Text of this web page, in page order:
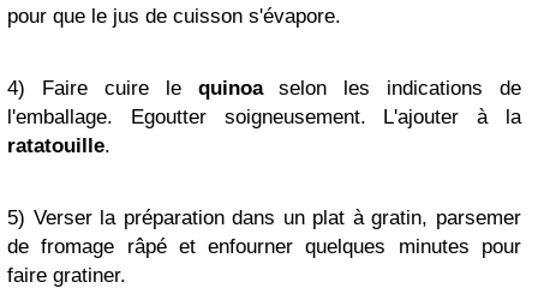
pour que le jus de cuisson s'évapore.
4) Faire cuire le quinoaselon les indications de
l'emballage. Egoutter soigneusement. L'ajouter à la
ratatouille.
5) Verser la préparation dans un plat à gratin, parsemer
de fromage râpé et enfourner quelques minutes pour
faire gratiner.